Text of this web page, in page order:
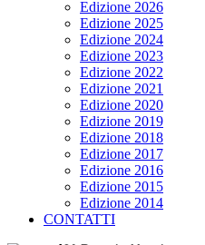
Edizione 2026
Edizione 2025
Edizione 2024
Edizione 2023
Edizione 2022
Edizione 2021
Edizione 2020
Edizione 2019
Edizione 2018
Edizione 2017
Edizione 2016
Edizione 2015
Edizione 2014
CONTATTI